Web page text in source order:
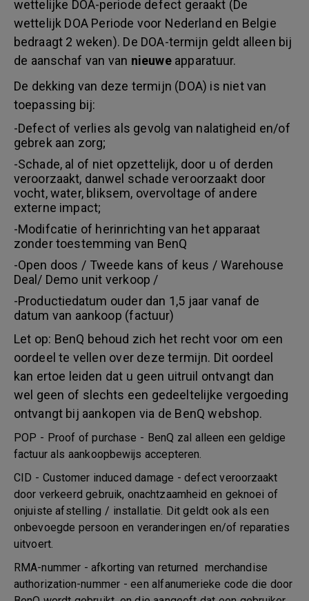
wettelijke DOA-periode defect geraakt (De
wettelijk DOA Periode voor Nederland en Belgie
bedraagt 2 weken). De DOA-termijn geldt alleen bij
de aanschaf van van nieuweapparatuur.
De dekking van deze termijn (DOA) is niet van
toepassing bij:
-Defect of verlies als gevolg van nalatigheid en/of
gebrek aan zorg;
-Schade, al of niet opzettelijk, door u of derden
veroorzaakt, danwel schade veroorzaakt door
vocht, water, bliksem, overvoltage of andere
externe impact;
-Modifcatie of herinrichting van het apparaat
zonder toestemming van BenQ
-Open doos / Tweede kans of keus / Warehouse
Deal/ Demo unit verkoop /
-Productiedatum ouder dan 1,5 jaar vanaf de
datum van aankoop (factuur)
Let op: BenQ behoud zich het recht voor om een
oordeel te vellen over deze termijn. Dit oordeel
kan ertoe leiden dat u geen uitruil ontvangt dan
wel geen of slechts een gedeeltelijke vergoeding
ontvangt bij aankopen via de BenQ webshop.
POP - Proof of purchase - BenQ zal alleen een geldige
factuur als aankoopbewijs accepteren.
CID - Customer induced damage - defect veroorzaakt
door verkeerd gebruik, onachtzaamheid en geknoei of
onjuiste afstelling / installatie. Dit geldt ook als een
onbevoegde persoon en veranderingen en/of reparaties
uitvoert.
RMA-nummer - afkorting van returned merchandise
authorization-nummer - een alfanumerieke code die door